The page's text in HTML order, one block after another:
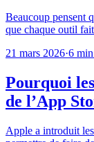
Beaucoup pensent
que chaque outil
21 mars 2026·6
Pourquoi
de l’App
Apple a introduit